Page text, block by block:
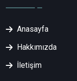
Anasayfa
Hakkımızda
İletişim